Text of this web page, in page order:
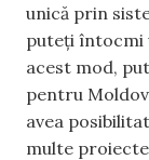
unică prin
puteți întocmi
acest mod,
pentru
avea
multe